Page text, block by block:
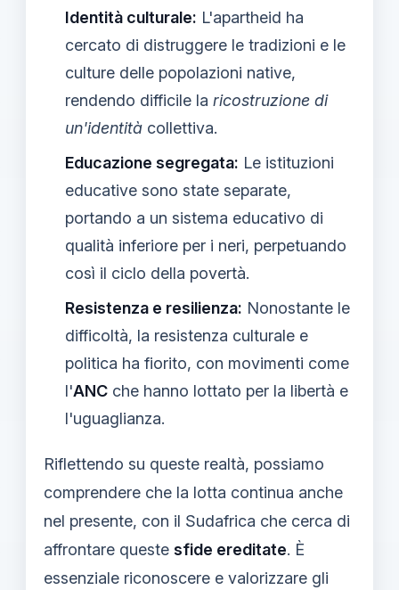
Identità culturale: L'apartheid ha
cercato di distruggere le tradizioni e le
culture delle popolazioni native,
rendendo difficile la ricostruzione di
un'identità collettiva.
Educazione segregata: Le istituzioni
educative sono state separate,
portando a un sistema educativo di
qualità inferiore per i neri, perpetuando
così il ciclo della povertà.
Resistenza e resilienza: Nonostante le
difficoltà, la resistenza culturale e
politica ha fiorito, con movimenti come
l'ANC che hanno lottato per la libertà e
l'uguaglianza.
Riflettendo su queste realtà, possiamo
comprendere che la lotta continua anche
nel presente, con il Sudafrica che cerca di
affrontare queste sfide ereditate. È
essenziale riconoscere e valorizzare gli